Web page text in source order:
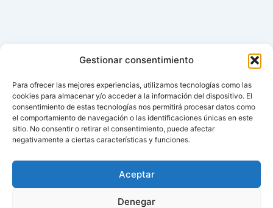
Gestionar consentimiento
Para ofrecer las mejores experiencias, utilizamos tecnologías como las
cookies para almacenar y/o acceder a la información del dispositivo. El
consentimiento de estas tecnologías nos permitirá procesar datos como
el comportamiento de navegación o las identificaciones únicas en este
sitio. No consentir o retirar el consentimiento, puede afectar
negativamente a ciertas características y funciones.
Aceptar
Denegar
Contacto